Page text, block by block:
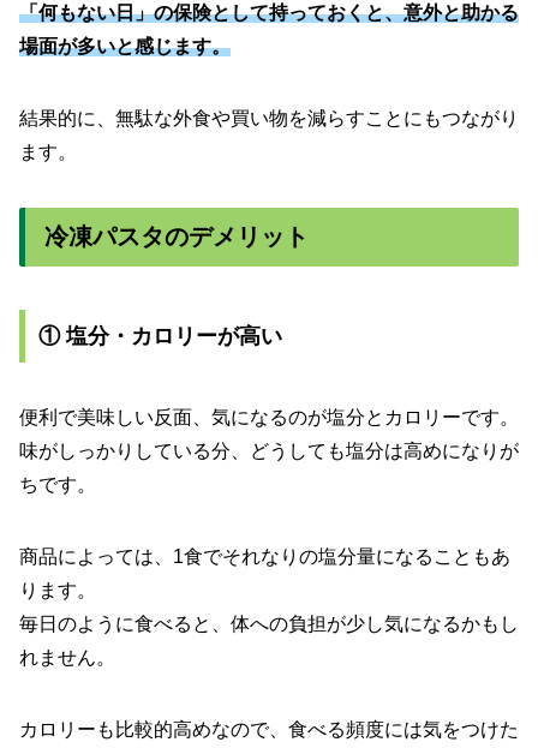
「何もない日」の保険として持っておくと、意外と助かる
場面が多いと感じます。
結果的に、無駄な外食や買い物を減らすことにもつながり
ます。
冷凍パスタのデメリット
① 塩分・カロリーが高い
便利で美味しい反面、気になるのが塩分とカロリーです。
味がしっかりしている分、どうしても塩分は高めになりが
ちです。
商品によっては、1食でそれなりの塩分量になることもあ
ります。
毎日のように食べると、体への負担が少し気になるかもし
れません。
カロリーも比較的高めなので、食べる頻度には気をつけた